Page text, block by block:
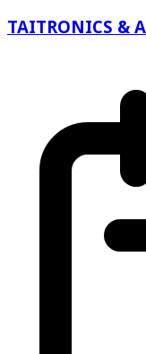
TAITRONICS &